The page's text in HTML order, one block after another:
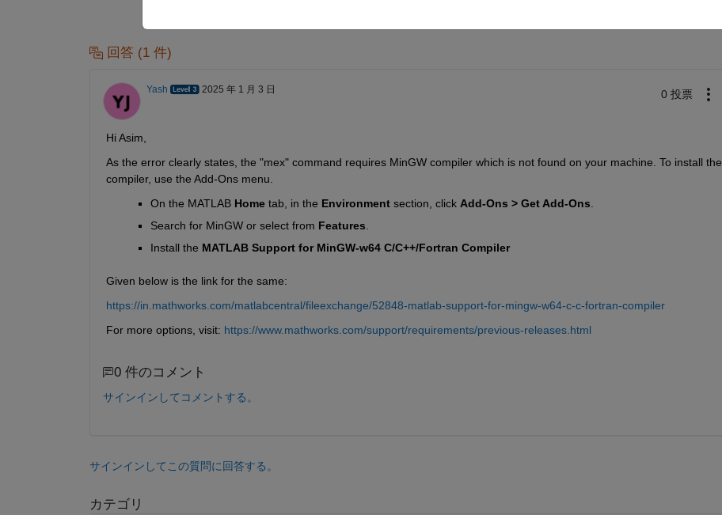
回答 (1 件)
Yash 2025 年 1 月 3 日 0 投票
Hi Asim,
As the error clearly states, the "mex" command requires MinGW compiler which is not found on your machine. To install the
compiler, use the Add-Ons menu.
On the MATLAB Home tab, in the Environment section, click Add-Ons > Get Add-Ons.
Search for MinGW or select from Features.
Install the MATLAB Support for MinGW-w64 C/C++/Fortran Compiler
Given below is the link for the same:
https://in.mathworks.com/matlabcentral/fileexchange/52848-matlab-support-for-mingw-w64-c-c-fortran-compiler
For more options, visit: https://www.mathworks.com/support/requirements/previous-releases.html
0 件のコメント
サインインしてコメントする。
サインインしてこの質問に回答する。
カテゴリ